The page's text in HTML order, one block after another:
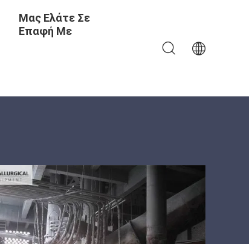
Μας Ελάτε Σε
Επαφή Με